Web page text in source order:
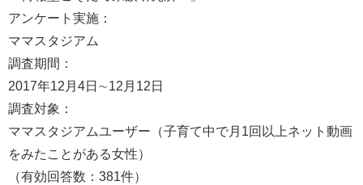
アンケート実施：
ママスタジアム
調査期間：
2017年12月4日∼12月12日
調査対象：
ママスタジアムユーザー（子育て中で月1回以上ネット動画
をみたことがある女性）
（有効回答数：381件）